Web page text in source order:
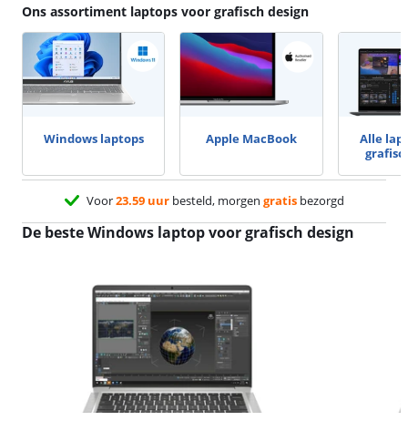
Ons assortiment laptops voor grafisch design
Windows laptops Apple MacBook
Alle
Voor23.59 uurbesteld, morgen gratisbezorgd
De beste Windows laptop voor grafisch design